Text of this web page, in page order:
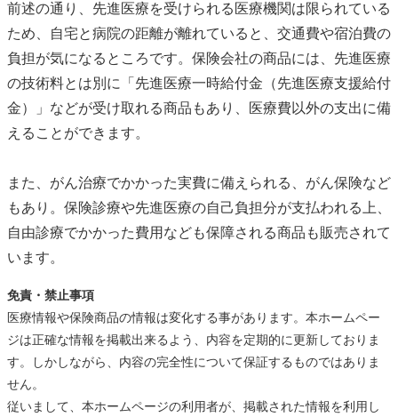
前述の通り、先進医療を受けられる医療機関は限られている
ため、自宅と病院の距離が離れていると、交通費や宿泊費の
負担が気になるところです。保険会社の商品には、先進医療
の技術料とは別に「先進医療一時給付金（先進医療支援給付
金）」などが受け取れる商品もあり、医療費以外の支出に備
えることができます。
また、がん治療でかかった実費に備えられる、がん保険など
もあり。保険診療や先進医療の自己負担分が支払われる上、
自由診療でかかった費用なども保障される商品も販売されて
います。
免責・禁止事項
医療情報や保険商品の情報は変化する事があります。本ホームペー
ジは正確な情報を掲載出来るよう、内容を定期的に更新しておりま
す。しかしながら、内容の完全性について保証するものではありま
せん。
従いまして、本ホームページの利用者が、掲載された情報を利用し